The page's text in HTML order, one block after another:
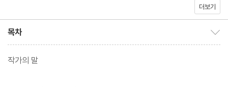
나무옆의자가 새롭게 선보이는 《그래도 여전히》 에세이 시리즈는
한 이야기를 전한다. 시리즈의 첫 번째는 도서 크리에이터 ‘집착서
점’ 이강의 에세이이다.
더보기
목차
작가의 말